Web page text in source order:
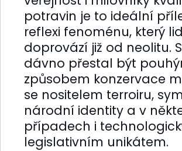
potravin je to ideální
reflexi fenoménu, který
doprovází již od neolitu.
dávno přestal být
způsobem konzervace
se nositelem terroiru,
národní identity a v
případech i
legislativním unikátem.